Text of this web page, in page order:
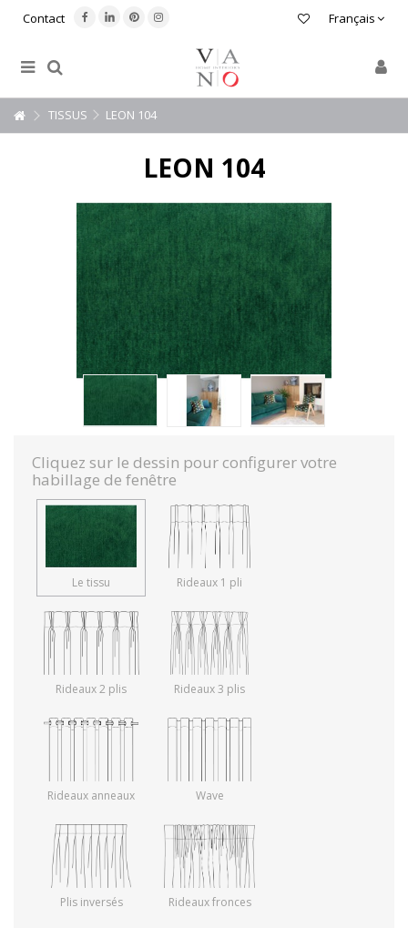
Français
Contact
TISSUS LEON 104
LEON 104
Cliquez sur le dessin pour configurer votre
habillage de fenêtre
Le tissu Rideaux 1 pli
Rideaux 2 plis Rideaux 3 plis
Rideaux anneaux Wave
Plis inversés Rideaux fronces